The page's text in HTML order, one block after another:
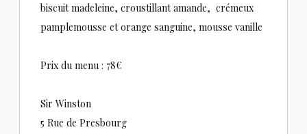
biscuit madeleine, croustillant amande, crémeux
pamplemousse et orange sanguine, mousse vanille
Prix du menu : 78€
Sir Winston
5 Rue de Presbourg